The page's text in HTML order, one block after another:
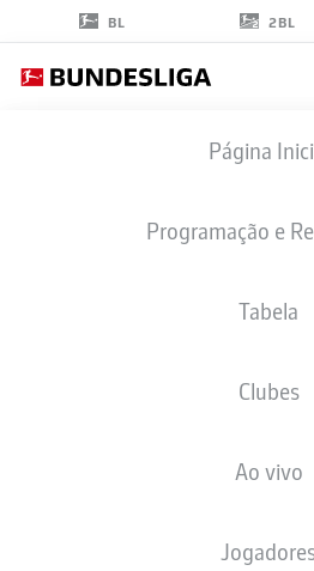
BL 2BL
Página
Programação e
Tabela
Clubes
Ao vivo